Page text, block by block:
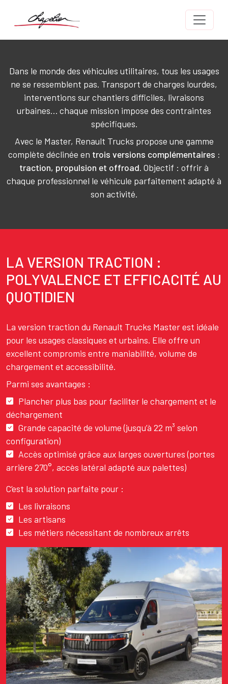
Texte
Dans le monde des véhicules utilitaires, tous les usages
ne se ressemblent pas. Transport de charges lourdes,
interventions sur chantiers difficiles, livraisons
urbaines… chaque mission impose des contraintes
spécifiques.
Avec le Master, Renault Trucks propose une gamme
complète déclinée en trois versions complémentaires :
traction, propulsion et offroad. Objectif : offrir à
chaque professionnel le véhicule parfaitement adapté à
son activité.
Texte
LA VERSION TRACTION :
POLYVALENCE ET EFFICACITÉ AU
QUOTIDIEN
La version traction du Renault Trucks Master est idéale
pour les usages classiques et urbains. Elle offre un
excellent compromis entre maniabilité, volume de
chargement et accessibilité.
Parmi ses avantages :
Plancher plus bas pour faciliter le chargement et le
déchargement
Grande capacité de volume (jusqu’à 22 m³ selon
configuration)
Accès optimisé grâce aux larges ouvertures (portes
arrière 270°, accès latéral adapté aux palettes)
C’est la solution parfaite pour :
Les livraisons
Les artisans
Les métiers nécessitant de nombreux arrêts
Image